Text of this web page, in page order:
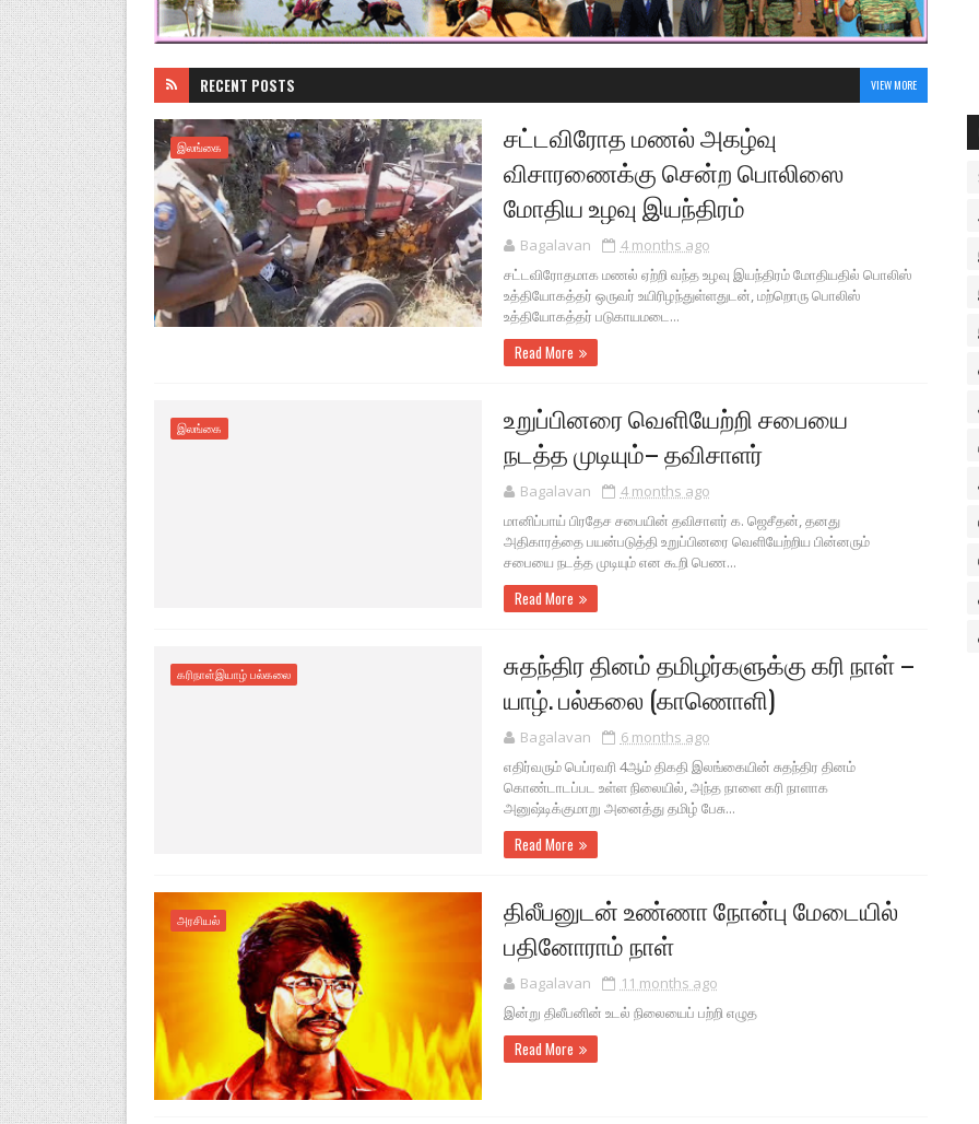
RECENT POSTS VIEW MORE
இலங்கை
சட்டவிரோத மணல் அகழ்வு
விசாரணைக்கு சென்ற பொலிஸை
மோதிய உழவு இயந்திரம்
Bagalavan
4 months ago
சட்டவிரோதமாக மணல் ஏற்றி வந்த உழவு இயந்திரம் மோதியதில் பொலிஸ்
உத்தியோகத்தர் ஒருவர் உயிரிழந்துள்ளதுடன், மற்றொரு பொலிஸ்
உத்தியோகத்தர் படுகாயமடை...
Read More
இலங்கை
உறுப்பினரை வெளியேற்றி சபையை
நடத்த முடியும்– தவிசாளர்
Bagalavan
4 months ago
மானிப்பாய் பிரதேச சபையின் தவிசாளர் க. ஜெசீதன், தனது
அதிகாரத்தை பயன்படுத்தி உறுப்பினரை வெளியேற்றிய பின்னரும்
சபையை நடத்த முடியும் என கூறி பெண...
Read More
கரிநாள்இயாழ் பல்கலை
சுதந்திர தினம் தமிழர்களுக்கு கரி நாள் –
யாழ். பல்கலை (காணொளி)
Bagalavan
6 months ago
எதிர்வரும் பெப்ரவரி 4ஆம் திகதி இலங்கையின் சுதந்திர தினம்
கொண்டாடப்பட உள்ள நிலையில், அந்த நாளை கரி நாளாக
அனுஷ்டிக்குமாறு அனைத்து தமிழ் பேசு...
Read More
அரசியல்
திலீபனுடன் உண்ணா நோன்பு மேடையில்
பதினோராம் நாள்
Bagalavan
11 months ago
இன்று திலீபனின் உடல் நிலையைப் பற்றி எழுத
Read More